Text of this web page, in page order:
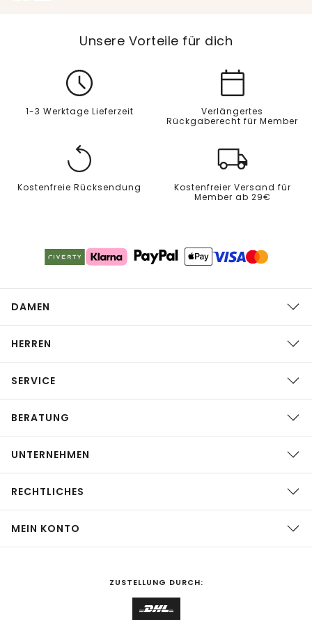
Unsere Vorteile für dich
1-3 Werktage Lieferzeit
Verlängertes
Rückgaberecht für Member
Kostenfreie Rücksendung
Kostenfreier Versand für
Member ab 29€
DAMEN
HERREN
SERVICE
BERATUNG
UNTERNEHMEN
RECHTLICHES
MEIN KONTO
ZUSTELLUNG DURCH: